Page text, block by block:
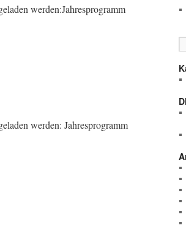
werden:Jahresprogramm
werden: Jahresprogramm